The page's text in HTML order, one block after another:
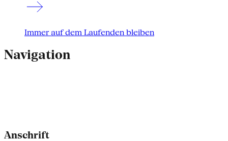
Immer auf dem Laufenden bleiben
Navigation
Anschrift